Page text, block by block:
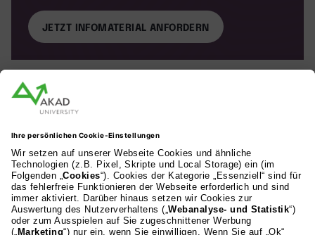
AKAD Bildungsgesellschaft mbH
Heilbronner Strasse 86
70191 Stuttgart